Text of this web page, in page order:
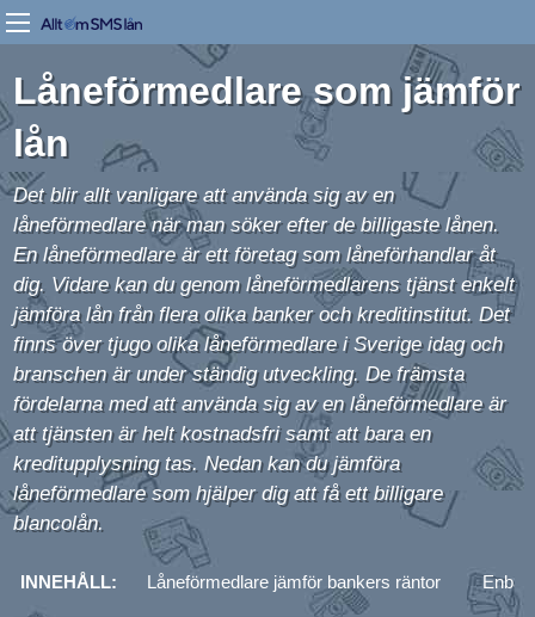
Låneförmedlare som jämför
lån
Det blir allt vanligare att använda sig av en
låneförmedlare när man söker efter de billigaste lånen.
En låneförmedlare är ett företag som låneförhandlar åt
dig. Vidare kan du genom låneförmedlarens tjänst enkelt
jämföra lån från flera olika banker och kreditinstitut. Det
finns över tjugo olika låneförmedlare i Sverige idag och
branschen är under ständig utveckling. De främsta
fördelarna med att använda sig av en låneförmedlare är
att tjänsten är helt kostnadsfri samt att bara en
kreditupplysning tas. Nedan kan du jämföra
låneförmedlare som hjälper dig att få ett billigare
blancolån.
INNEHÅLL: Låneförmedlare jämför bankers räntor